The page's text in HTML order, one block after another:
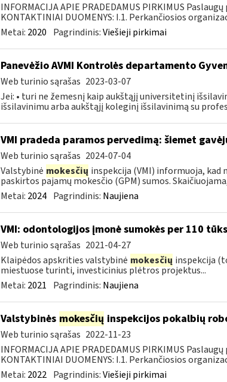
INFORMACIJA APIE PRADEDAMUS PIRKIMUS
KONTAKTINIAI DUOMENYS: I.1. Perkančiosios
Metai: 2020 Pagrindinis:Viešieji pirkimai
Panevėžio AVMI Kontrolės departamento
Web turinio sąrašas 2023-03-07
Jei: • turi ne žemesnį kaip aukštąjį universitetinį
išsilavinimu arba aukštąjį koleginį išsilavinimą su
VMI pradeda paramos pervedimą: šiemet
Web turinio sąrašas 2024-07-04
Valstybinė mokesčių inspekcija (VMI) informuoja, kad
paskirtos pajamų mokesčio (GPM) sumos.
Metai: 2024 Pagrindinis: Naujiena
VMI: odontologijos įmonė sumokės per 110
Web turinio sąrašas 2021-04-27
Klaipėdos apskrities valstybinė mokesčių inspekcija
miestuose turinti, investicinius plėtros projektus...
Metai: 2021 Pagrindinis: Naujiena
Valstybinės mokesčių inspekcijos pokalbių
Web turinio sąrašas 2022-11-23
INFORMACIJA APIE PRADEDAMUS PIRKIMUS
KONTAKTINIAI DUOMENYS: I.1. Perkančiosios
Metai: 2022 Pagrindinis:Viešieji pirkimai